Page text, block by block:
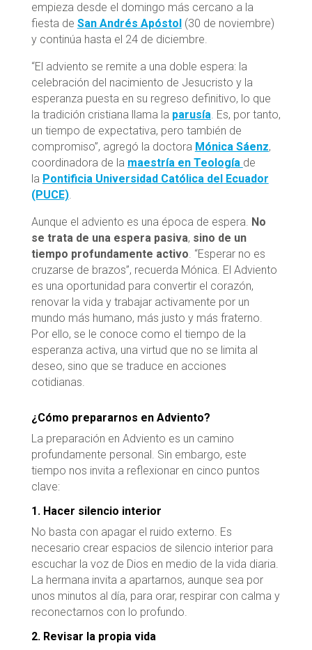
empieza desde el domingo más cercano a la
fiesta de San Andrés Apóstol (30 de noviembre)
y continúa hasta el 24 de diciembre.
“El adviento se remite a una doble espera: la
celebración del nacimiento de Jesucristo y la
esperanza puesta en su regreso definitivo, lo que
la tradición cristiana llama la parusía. Es, por tanto,
un tiempo de expectativa, pero también de
compromiso”, agregó la doctora Mónica Sáenz,
coordinadora de la maestría en Teología de
la Pontificia Universidad Católica del Ecuador
(PUCE).
Aunque el adviento es una época de espera. No
se trata de una espera pasiva, sino de un
tiempo profundamente activo. “Esperar no es
cruzarse de brazos”, recuerda Mónica. El Adviento
es una oportunidad para convertir el corazón,
renovar la vida y trabajar activamente por un
mundo más humano, más justo y más fraterno.
Por ello, se le conoce como el tiempo de la
esperanza activa, una virtud que no se limita al
deseo, sino que se traduce en acciones
cotidianas.
¿Cómo prepararnos en Adviento?
La preparación en Adviento es un camino
profundamente personal. Sin embargo, este
tiempo nos invita a reflexionar en cinco puntos
clave:
1. Hacer silencio interior
No basta con apagar el ruido externo. Es
necesario crear espacios de silencio interior para
escuchar la voz de Dios en medio de la vida diaria.
La hermana invita a apartarnos, aunque sea por
unos minutos al día, para orar, respirar con calma y
reconectarnos con lo profundo.
2. Revisar la propia vida